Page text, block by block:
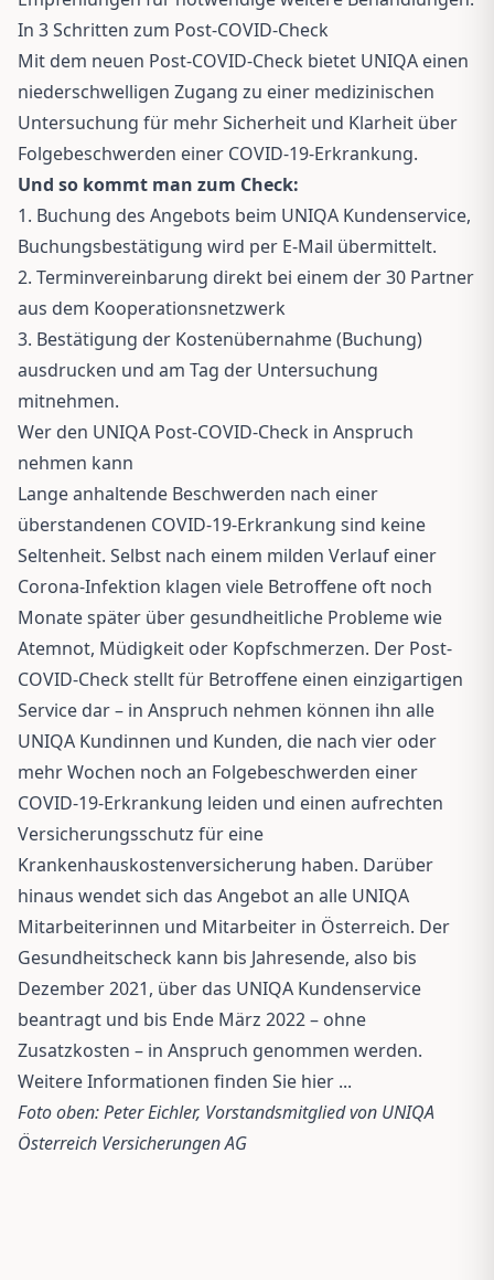
In 3 Schritten zum Post-COVID-Check
Mit dem neuen Post-COVID-Check bietet UNIQA einen
niederschwelligen Zugang zu einer medizinischen
Untersuchung für mehr Sicherheit und Klarheit über
Folgebeschwerden einer COVID-19-Erkrankung.
Und so kommt man zum Check:
1. Buchung des Angebots beim UNIQA Kundenservice,
Buchungsbestätigung wird per E-Mail übermittelt.
2. Terminvereinbarung direkt bei einem der30 Partner
aus dem Kooperationsnetzwerk
3. Bestätigung der Kostenübernahme (Buchung)
ausdrucken und am Tag der Untersuchung
mitnehmen.
Wer den UNIQA Post-COVID-Check in Anspruch
nehmen kann
Lange anhaltende Beschwerden nach einer
überstandenen COVID-19-Erkrankung sind keine
Seltenheit. Selbst nach einem milden Verlauf einer
Corona-Infektion klagen viele Betroffene oft noch
Monate später über gesundheitliche Probleme wie
Atemnot, Müdigkeit oder Kopfschmerzen. Der Post-
COVID-Check stellt für Betroffene einen einzigartigen
Service dar – in Anspruch nehmen können ihn alle
UNIQA Kundinnen und Kunden, die nach vier oder
mehr Wochen noch an Folgebeschwerden einer
COVID-19-Erkrankung leiden und einen aufrechten
Versicherungsschutz für eine
Krankenhauskostenversicherung haben. Darüber
hinaus wendet sich das Angebot an alle UNIQA
Mitarbeiterinnen und Mitarbeiter in Österreich. Der
Gesundheitscheck kann bis Jahresende, also bis
Dezember 2021, über das UNIQA Kundenservice
beantragt und bis Ende März 2022 – ohne
Zusatzkosten – in Anspruch genommen werden.
Weitere Informationen finden Sie hier ...
Foto oben: Peter Eichler, Vorstandsmitglied von UNIQA
Österreich Versicherungen AG